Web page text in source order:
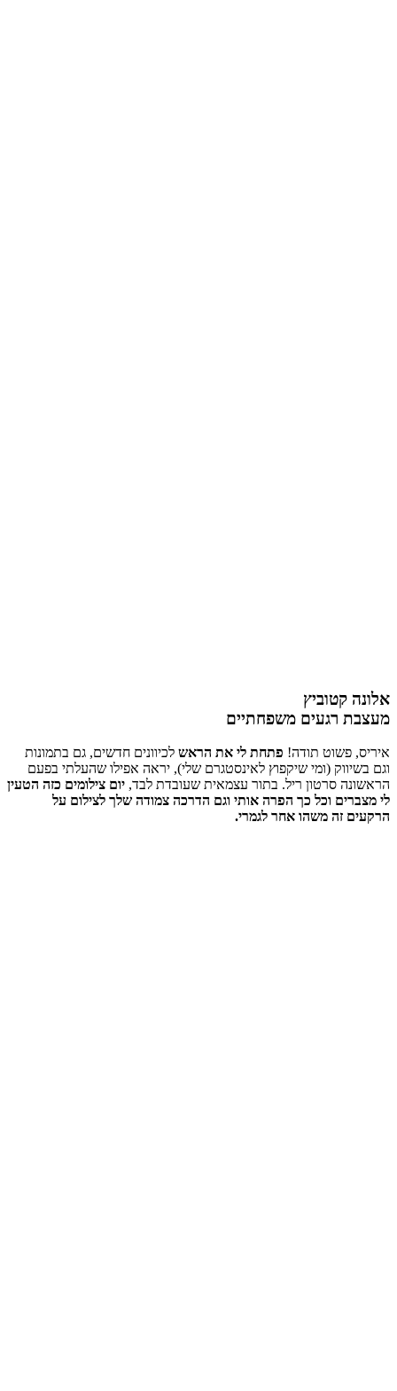
אלונה קטוביץ
מעצבת רגעים משפחתיים
איריס, פשוט תודה! פתחת לי את הראש לכיוונים חדשים, גם בתמונות
וגם בשיווק (ומי שיקפוץ לאינסטגרם שלי), יראה אפילו שהעלתי בפעם
הראשונה סרטון ריל. בתור עצמאית שעובדת לבד, יום צילומים כזה הטעין
לי מצברים וכל כך הפרה אותי וגם הדרכה צמודה שלך לצילום על
הרקעים זה משהו אחר לגמרי.